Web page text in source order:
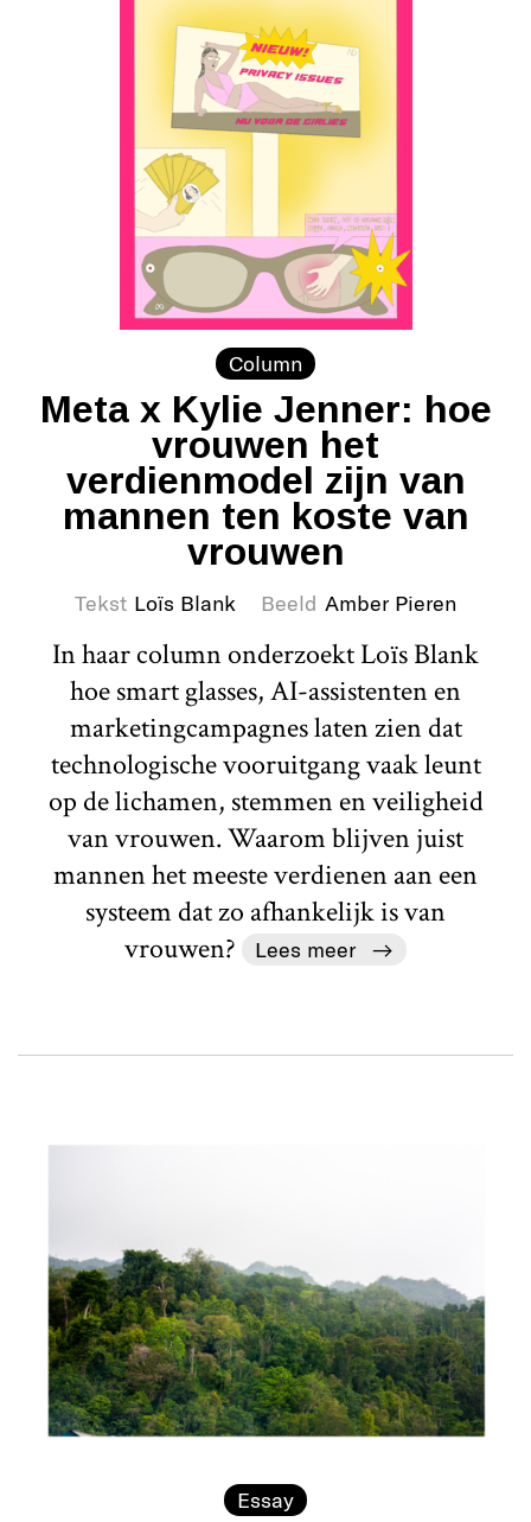
Column
Meta x Kylie Jenner: hoe
vrouwen het
verdienmodel zijn van
mannen ten koste van
vrouwen
Tekst Loïs Blank Beeld Amber Pieren
In haar column onderzoekt Loïs Blank
hoe smart glasses, AI-assistenten en
marketingcampagnes laten zien dat
technologische vooruitgang vaak leunt
op de lichamen, stemmen en veiligheid
van vrouwen. Waarom blijven juist
mannen het meeste verdienen aan een
systeem dat zo afhankelijk is van
vrouwen?
Lees meer
Essay